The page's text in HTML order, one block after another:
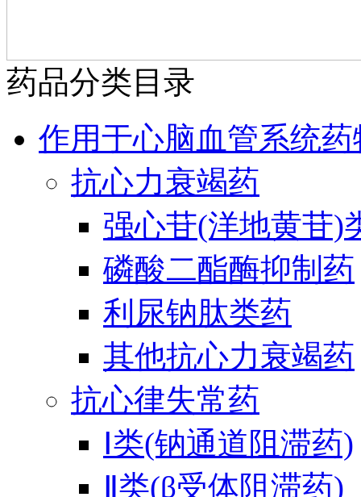
药品分类目录
作用于心脑血管系统药
抗心力衰竭药
强心苷(洋地黄苷)
磷酸二酯酶抑制药
利尿钠肽类药
其他抗心力衰竭药
抗心律失常药
Ⅰ类(钠通道阻滞药)
Ⅱ类(β受体阻滞药)